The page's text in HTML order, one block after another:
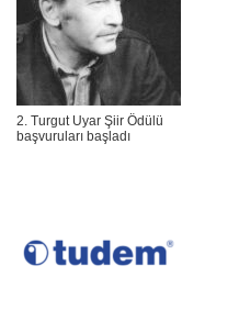
2. Turgut Uyar Şiir Ödülü
başvuruları başladı